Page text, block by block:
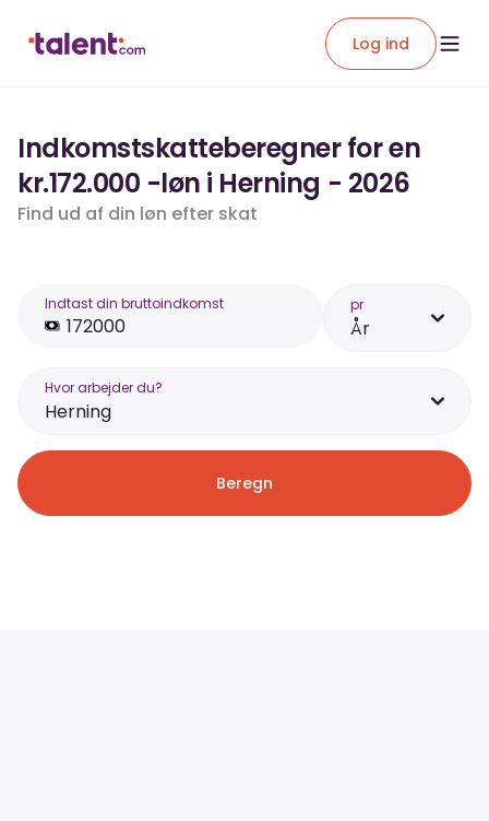
Log ind
Indkomstskatteberegner for en
kr.172.000 -løn i Herning - 2026
Find ud af din løn efter skat
Indtast din bruttoindkomst pr
År
Hvor arbejder du?
Herning
Beregn